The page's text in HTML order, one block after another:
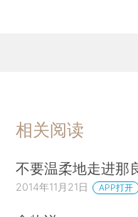
相关阅读
不要温柔地走进那
2014年11月21日 APP打开